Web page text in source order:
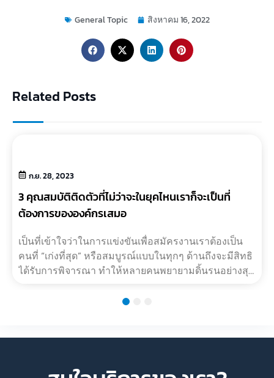
General Topic สิงหาคม 16, 2022
Related Posts
ก.ย. 28, 2023
3 คุณสมบัติติดตัวที่ไม่ว่าจะในยุคไหนเราก็จะเป็นที่
ต้องการขององค์กรเสมอ
เป็นที่เข้าใจว่าในการแข่งขันเพื่อสมัครงานเราต้องเป็น
ได้รับการพิจารณา ทำให้หลายคนพยายามดิ้นรนอย่างสุด